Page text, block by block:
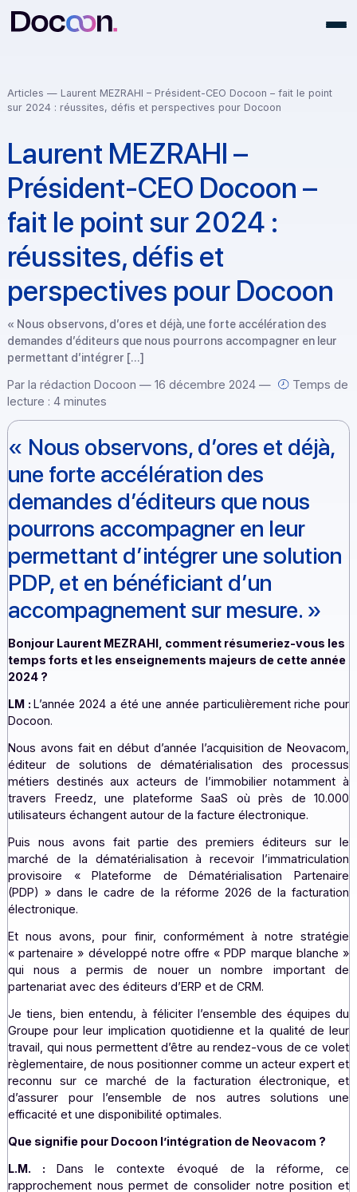
Articles — Laurent MEZRAHI – Président-CEO Docoon – fait le
Laurent MEZRAHI –
Président-CEO Docoon –
fait le point sur 2024 :
réussites, défis et
perspectives pour
« Nous observons, d’ores et déjà, une forte accélération
demandes d’éditeurs que nous pourrons accompagner en
permettant d’intégrer […]
Par la rédaction Docoon — 16 décembre 2024 —
lecture : 4 minutes
«Nous observons, d’ores et
une forte accélération des
demandes d’éditeurs que nous
pourrons accompagner en leur
permettant d’intégrer une
PDP, et en bénéficiant d’un
accompagnement sur mesure.
Bonjour Laurent MEZRAHI, comment résumeriez-
2024 ?
LM : L’année 2024 a été une année particulièrement
Docoon.
éditeur de solutions de dématérialisation des
métiers destinés aux acteurs de l’immobilier
travers Freedz, une plateforme SaaS où près de
utilisateurs échangent autour de la facture électronique.
Puis nous avons fait partie des premiers éditeurs
marché de la dématérialisation à recevoir
provisoire « Plateforme de Dématérialisation
(PDP) » dans le cadre de la réforme 2026 de la
électronique.
Et nous avons, pour finir, conformément à notre
« partenaire » développé notre offre « PDP marque
qui nous a permis de nouer un nombre
partenariat avec des éditeurs d’ERP et de CRM.
Groupe pour leur implication quotidienne et la qualité
travail, qui nous permettent d’être au rendez-vous de
règlementaire, de nous positionner comme un acteur